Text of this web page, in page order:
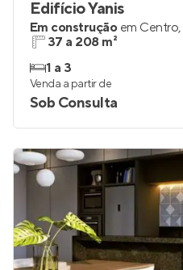
Edifício Yanis
Em construção em Centro,
37 a 208 m²
1 a 3
Venda a partir de
Sob Consulta